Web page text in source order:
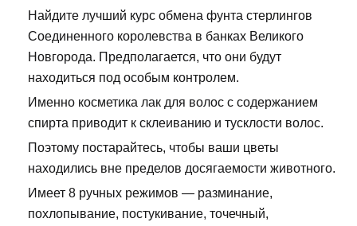
Найдите лучший курс обмена фунта стерлингов
Соединенного королевства в банках Великого
Новгорода. Предполагается, что они будут
находиться под особым контролем.
Именно косметика лак для волос с содержанием
спирта приводит к склеиванию и тусклости волос.
Поэтому постарайтесь, чтобы ваши цветы
находились вне пределов досягаемости животного.
Имеет 8 ручных режимов — разминание,
похлопывание, постукивание, точечный,